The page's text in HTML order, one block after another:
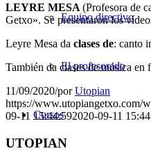
Equipo directivo
El profesorado
Cursos
LEYRE MESA (Profesora de
Getxo». Se presentaron los
Leyre Mesa da clases de: canto
También da clases de música
11/09/2020/porUtopian
https://www.utopiangetxo.com/
09-11 15:44:592020-09-11
UTOPIAN